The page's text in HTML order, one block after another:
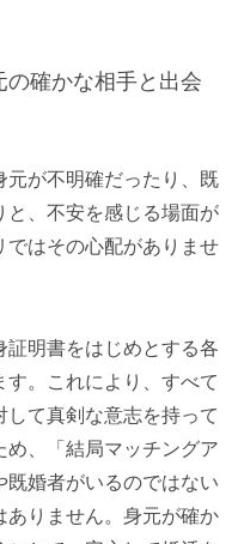
確かな相手と出会
元が不明確だったり、既
と、不安を感じる場面が
ではその心配がありませ
証明書をはじめとする各
。これにより、すべて
て真剣な意志を持って
め、「結局マッチングア
既婚者がいるのではない
ありません。身元が確か